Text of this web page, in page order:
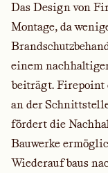
Das Design von
Montage, da
einem
beiträgt. Firepoint
an der
fördert die
Bauwerke
Wiederaufbaus